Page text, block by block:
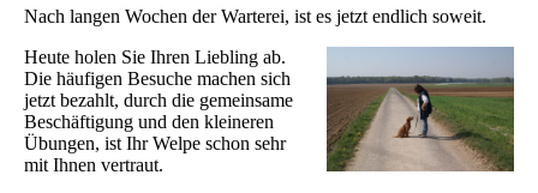
Nach langen Wochen der Warterei, ist es jetzt endlich soweit.
Heute holen Sie Ihren Liebling ab.
Die häufigen Besuche machen sich
jetzt bezahlt, durch die gemeinsame
Beschäftigung und den kleineren
Übungen, ist Ihr Welpe schon sehr
mit Ihnen vertraut.